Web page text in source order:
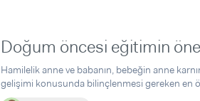
Doğum öncesi eğitimin
Hamilelik anne ve babanın, bebeğin anne
gelişimi konusunda bilinçlenmesi gereken en